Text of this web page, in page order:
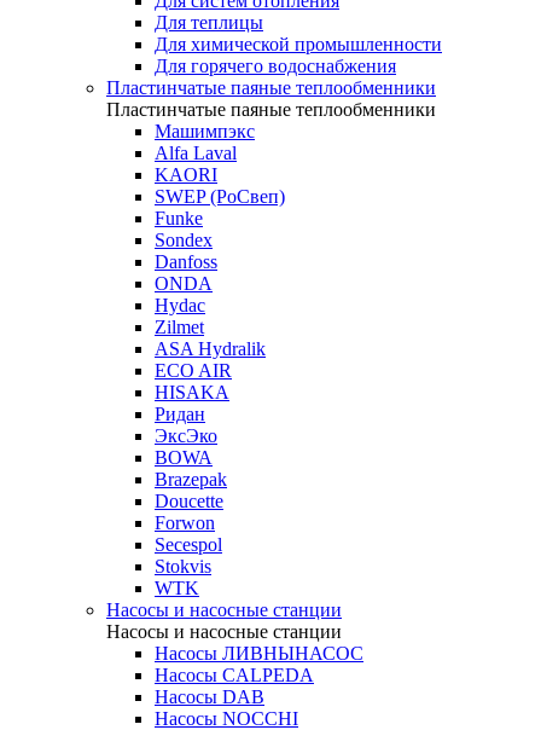
Для теплицы
Для химической промышленности
Для горячего водоснабжения
Пластинчатые паяные теплообменники
Пластинчатые паяные теплообменники
Машимпэкс
Alfa Laval
KAORI
SWEP (РоСвеп)
Funke
Sondex
Danfoss
ONDA
Hydac
Zilmet
ASA Hydralik
ECO AIR
HISAKA
Ридан
ЭксЭко
BOWA
Brazepak
Doucette
Forwon
Secespol
Stokvis
WTK
Насосы и насосные станции
Насосы и насосные станции
Насосы ЛИВНЫНАСОС
Насосы CALPEDA
Насосы DAB
Насосы NOCCHI